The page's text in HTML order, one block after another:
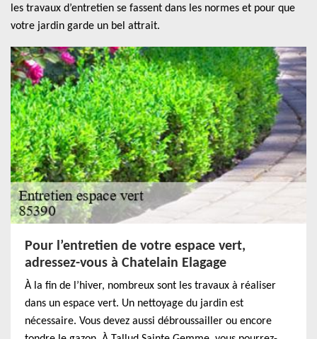
les travaux d’entretien se fassent dans les normes et pour que
votre jardin garde un bel attrait.
Pour l’entretien de votre espace vert,
adressez-vous à Chatelain Elagage
À la fin de l’hiver, nombreux sont les travaux à réaliser
dans un espace vert. Un nettoyage du jardin est
nécessaire. Vous devez aussi débroussailler ou encore